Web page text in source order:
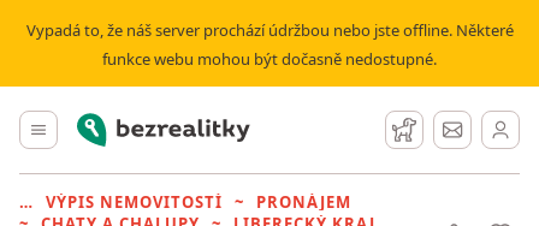
Vypadá to, že náš server prochází údržbou nebo jste offline. Některé
funkce webu mohou být dočasně nedostupné.
Hlavní menu
Bezrealitky Hlídací pes
Zprávy
VÝPIS NEMOVITOSTÍ
PRONÁJEM